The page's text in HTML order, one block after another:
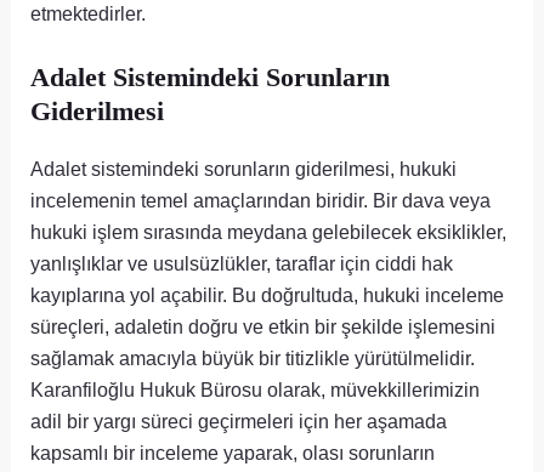
etmektedirler.
Adalet Sistemindeki Sorunların
Giderilmesi
Adalet sistemindeki sorunların giderilmesi, hukuki
incelemenin temel amaçlarından biridir. Bir dava veya
hukuki işlem sırasında meydana gelebilecek eksiklikler,
yanlışlıklar ve usulsüzlükler, taraflar için ciddi hak
kayıplarına yol açabilir. Bu doğrultuda, hukuki inceleme
süreçleri, adaletin doğru ve etkin bir şekilde işlemesini
sağlamak amacıyla büyük bir titizlikle yürütülmelidir.
Karanfiloğlu Hukuk Bürosu olarak, müvekkillerimizin
adil bir yargı süreci geçirmeleri için her aşamada
kapsamlı bir inceleme yaparak, olası sorunların